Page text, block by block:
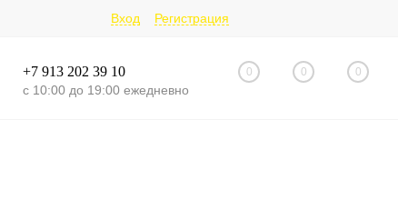
Вход Регистрация
+7 913 202 39 10
с 10:00 до 19:00 ежедневно
0 0 0